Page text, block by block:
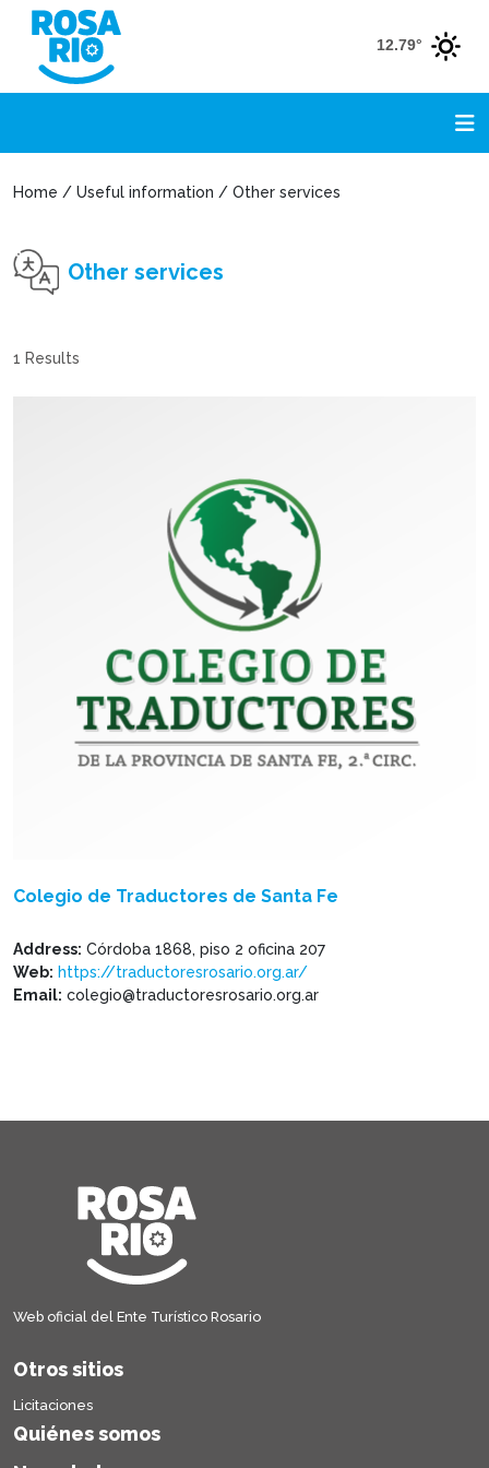
12.79°
Home / Useful information / Other services
Other services
1 Results
Colegio de Traductores de Santa Fe
Address: Córdoba 1868, piso 2 oficina 207
Web: https://traductoresrosario.org.ar/
Email: colegio@traductoresrosario.org.ar
Web oficial del Ente Turístico Rosario
Otros sitios
Licitaciones
Quiénes somos